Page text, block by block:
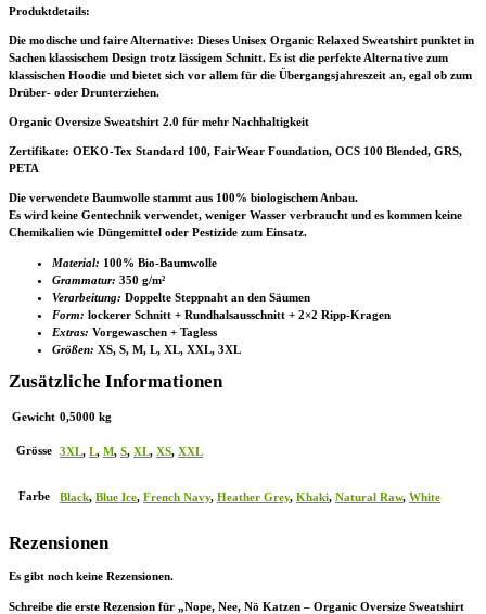
Produktdetails:
Die modische und faire Alternative: Dieses Unisex Organic Relaxed Sweatshirt punktet in
Sachen klassischem Design trotz lässigem Schnitt. Es ist die perfekte Alternative zum
klassischen Hoodie und bietet sich vor allem für die Übergangsjahreszeit an, egal ob zum
Drüber- oder Drunterziehen.
Organic Oversize Sweatshirt 2.0 für mehr Nachhaltigkeit
Zertifikate: OEKO-Tex Standard 100, FairWear Foundation, OCS 100 Blended, GRS,
PETA
Die verwendete Baumwolle stammt aus 100% biologischem Anbau.
Es wird keine Gentechnik verwendet, weniger Wasser verbraucht und es kommen keine
Chemikalien wie Düngemittel oder Pestizide zum Einsatz.
Material: 100% Bio-Baumwolle
Grammatur: 350 g/m²
Verarbeitung: Doppelte Steppnaht an den Säumen
Form: lockerer Schnitt + Rundhalsausschnitt + 2×2 Ripp-Kragen
Extras: Vorgewaschen + Tagless
Größen: XS, S, M, L, XL, XXL, 3XL
Zusätzliche Informationen
Gewicht 0,5000 kg
Grösse 3XL, L, M, S, XL, XS, XXL
Farbe Black, Blue Ice, French Navy, Heather Grey, Khaki, Natural Raw, White
Rezensionen
Es gibt noch keine Rezensionen.
Schreibe die erste Rezension für „Nope, Nee, Nö Katzen – Organic Oversize Sweatshirt